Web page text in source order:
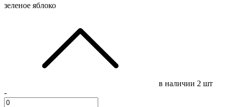
зеленое яблоко
в наличии 2 шт
-